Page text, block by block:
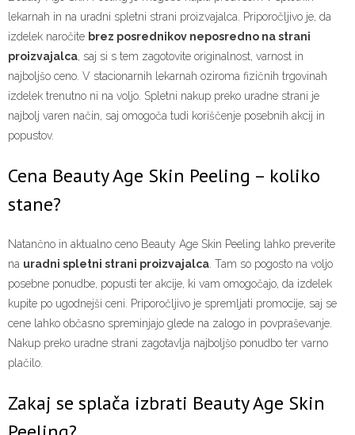
lekarnah in na uradni spletni strani proizvajalca. Priporočljivo je, da
izdelek naročite brez posrednikov neposredno na strani
proizvajalca, saj si s tem zagotovite originalnost, varnost in
najboljšo ceno. V stacionarnih lekarnah oziroma fizičnih trgovinah
izdelek trenutno ni na voljo. Spletni nakup preko uradne strani je
najbolj varen način, saj omogoča tudi koriščenje posebnih akcij in
popustov.
Cena Beauty Age Skin Peeling – koliko
stane?
Natančno in aktualno ceno Beauty Age Skin Peeling lahko preverite
na uradni spletni strani proizvajalca . Tam so pogosto na voljo
posebne ponudbe, popusti ter akcije, ki vam omogočajo, da izdelek
kupite po ugodnejši ceni. Priporočljivo je spremljati promocije, saj se
cene lahko občasno spreminjajo glede na zalogo in povpraševanje.
Nakup preko uradne strani zagotavlja najboljšo ponudbo ter varno
plačilo.
Zakaj se splača izbrati Beauty Age Skin